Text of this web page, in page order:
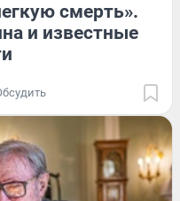
смерть».
и известные